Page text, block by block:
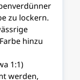
zu lockern.
hinzu
1:1)
werden,